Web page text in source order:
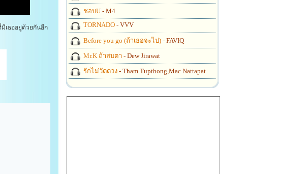
เธออยู่ด้วยกันอีก
ชอบU - M4
TORNADO - VVV
Before you go (ถ้าเธอจะไป) - FAVIQ
Mr.K ถ้าสบตา - Dew Jirawat
รักไม่วัดดวง - Tham Tupthong,Mac Nattapat